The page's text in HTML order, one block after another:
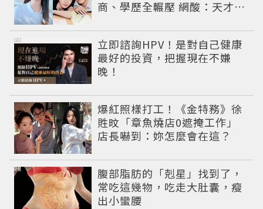
商、學歷全輾壓 網酸：天才全
立即諮詢HPV！是對自己健康
最好的投資，把握現在不嫌
晚！
PR
爆紅照樣打工！《金特務》徐
貹旼「章魚燒店0遮掩工作」
店長嚇到：妳怎麼會在這？
腹部脂肪的「剋星」找到了，
常吃這幾物，吃走大肚囊，瘦
出小蠻腰
PR